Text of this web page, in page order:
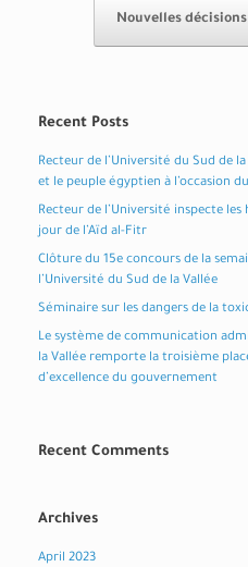
Nouvelles
Recent Posts
Recteur de l’Université du Sud de
et le peuple égyptien à l’occasion
Recteur de l’Université inspecte
jour de l’Aïd al-Fitr
Clôture du 15e concours de la
l’Université du Sud de la Vallée
Séminaire sur les dangers de la
Le système de communication
la Vallée remporte la troisième
d’excellence du gouvernement
Recent Comments
Archives
April 2023